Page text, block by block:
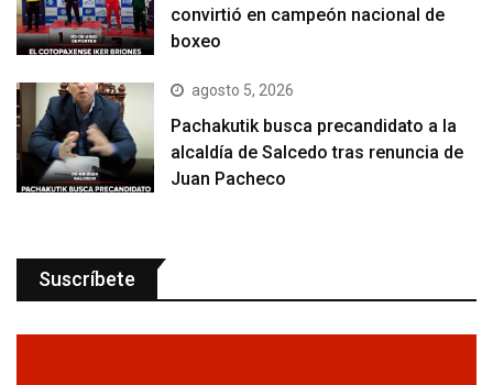
convirtió en campeón nacional de
boxeo
agosto 5, 2026
Pachakutik busca precandidato a la
alcaldía de Salcedo tras renuncia de
Juan Pacheco
Suscríbete